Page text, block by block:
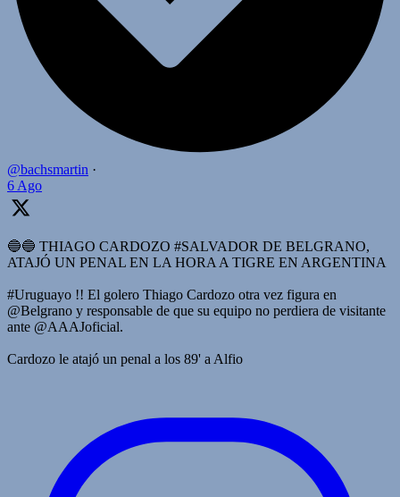
@bachsmartin ·
6 Ago
🔵🔵 THIAGO CARDOZO #SALVADOR DE BELGRANO,
ATAJÓ UN PENAL EN LA HORA A TIGRE EN ARGENTINA
#Uruguayo !! El golero Thiago Cardozo otra vez figura en
@Belgrano y responsable de que su equipo no perdiera de visitante
ante @AAAJoficial.
Cardozo le atajó un penal a los 89' a Alfio